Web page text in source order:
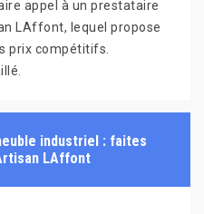
appel à un prestataire
LAffont, lequel propose
prix compétitifs.
industriel : faites
LAffont